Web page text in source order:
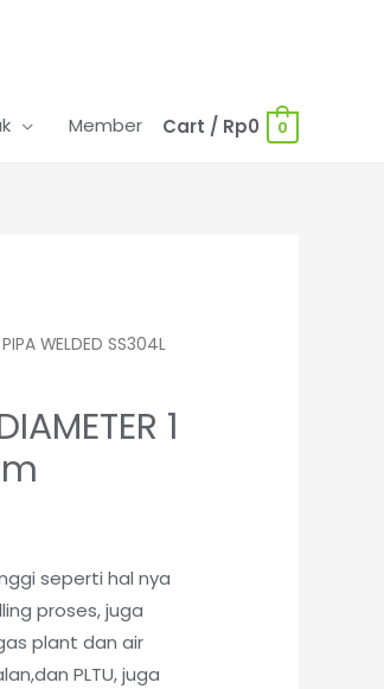
Member Cart / Rp0 0
WELDED SS304L
1
seperti hal nya
proses, juga
plant dan air
PLTU, juga